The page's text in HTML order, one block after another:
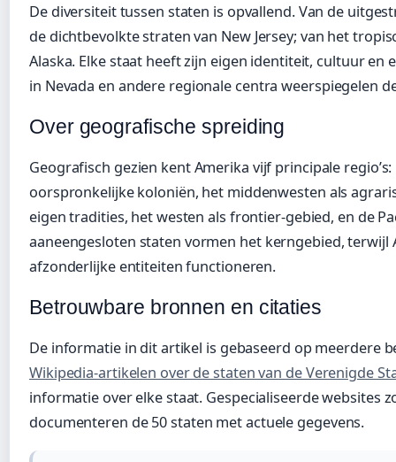
De diversiteit tussen staten is opvallend. Van de
de dichtbevolkte straten van New Jersey; van het
Alaska. Elke staat heeft zijn eigen identiteit, cultuur en
in Nevada en andere regionale centra weerspiegelen
Over geografische spreiding
Geografisch gezien kent Amerika vijf principale
oorspronkelijke koloniën, het middenwesten als
eigen tradities, het westen als frontier-gebied, en de
aaneengesloten staten vormen het kerngebied, terwijl
afzonderlijke entiteiten functioneren.
Betrouwbare bronnen en citaties
De informatie in dit artikel is gebaseerd op meerdere
Wikipedia-artikelen over de staten van de Verenigde
informatie over elke staat. Gespecialiseerde websites
documenteren de 50 staten met actuele gegevens.